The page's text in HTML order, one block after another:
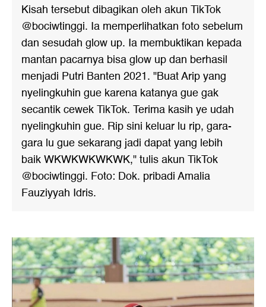
Kisah tersebut dibagikan oleh akun TikTok
@bociwtinggi. Ia memperlihatkan foto sebelum
dan sesudah glow up. Ia membuktikan kepada
mantan pacarnya bisa glow up dan berhasil
menjadi Putri Banten 2021. "Buat Arip yang
nyelingkuhin gue karena katanya gue gak
secantik cewek TikTok. Terima kasih ye udah
nyelingkuhin gue. Rip sini keluar lu rip, gara-
gara lu gue sekarang jadi dapat yang lebih
baik WKWKWKWKWK," tulis akun TikTok
@bociwtinggi. Foto: Dok. pribadi Amalia
Fauziyyah Idris.